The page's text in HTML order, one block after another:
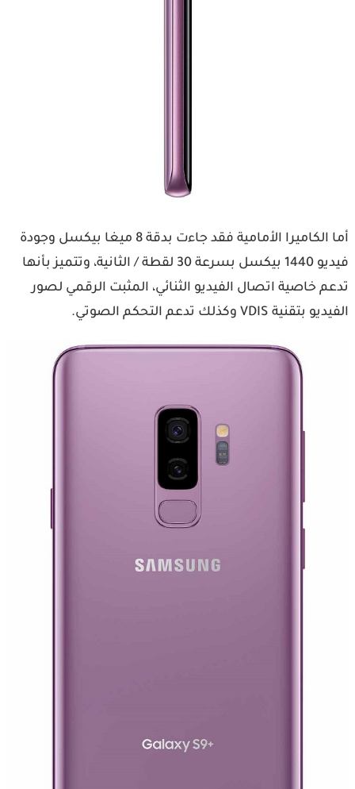
أما الكاميرا الأمامية فقد جاءت بدقة 8 ميغا بيكسل وجودة
فيديو 1440 بيكسل بسرعة 30 لقطة / الثانية، وتتميز بأنها
تدعم خاصية اتصال الفيديو الثنائي، المثبت الرقمي لصور
الفيديو بتقنية VDIS وكذلك تدعم التحكم الصوتي.